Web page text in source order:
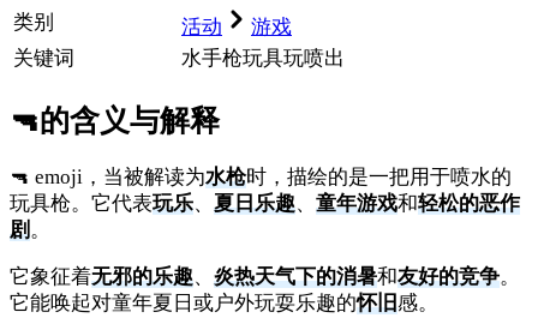
类别 活动
游戏
关键词
水手枪玩具玩喷出
🔫的含义与解释
🔫 emoji，当被解读为水枪时，描绘的是一把用于喷水的
玩具枪。它代表玩乐、 夏日乐趣、 童年游戏和轻松的恶作
剧。
它象征着无邪的乐趣、 炎热天气下的消暑和友好的竞争。
它能唤起对童年夏日或户外玩耍乐趣的怀旧感。